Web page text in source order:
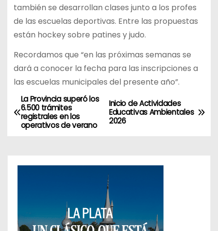
también se desarrollan clases junto a los profes
de las escuelas deportivas. Entre las propuestas
están hockey sobre patines y judo.
Recordamos que “en las próximas semanas se
dará a conocer la fecha para las inscripciones a
las escuelas municipales del presente año”.
N
a
e
c
Inicio de Actividades
Educativas Ambientales
2026
La Provincia superó los
6.500 trámites
registrales en los
operativos de verano